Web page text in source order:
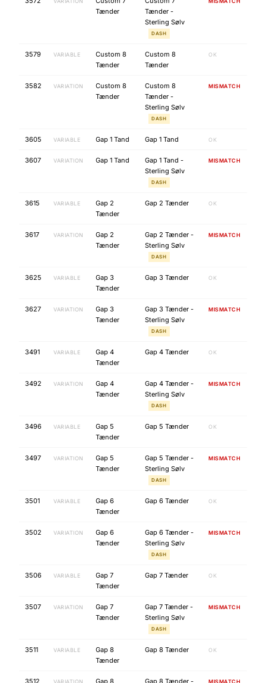
Tænder
Tænder -
Sterling Sølv
DASH
3579 VARIABLE
Custom 8
Tænder
Custom 8
Tænder
OK
3582 VARIATION
Custom 8
Tænder
Custom 8
Tænder -
Sterling Sølv
DASH
MISMATCH
3605 VARIABLE Gap 1 Tand Gap 1 Tand OK
3607 VARIATION Gap 1 Tand
Gap 1 Tand -
Sterling Sølv
DASH
MISMATCH
3615 VARIABLE
Gap 2
Tænder
Gap 2 Tænder OK
3617 VARIATION
Gap 2
Tænder
Gap 2 Tænder -
Sterling Sølv
DASH
MISMATCH
3625 VARIABLE
Gap 3
Tænder
Gap 3 Tænder OK
3627 VARIATION
Gap 3
Tænder
Gap 3 Tænder -
Sterling Sølv
DASH
MISMATCH
3491 VARIABLE
Gap 4
Tænder
Gap 4 Tænder OK
3492 VARIATION
Gap 4
Tænder
Gap 4 Tænder -
Sterling Sølv
DASH
MISMATCH
3496 VARIABLE
Gap 5
Tænder
Gap 5 Tænder OK
3497 VARIATION
Gap 5
Tænder
Gap 5 Tænder -
Sterling Sølv
DASH
MISMATCH
3501 VARIABLE
Gap 6
Tænder
Gap 6 Tænder OK
3502 VARIATION
Gap 6
Tænder
Gap 6 Tænder -
Sterling Sølv
DASH
MISMATCH
3506 VARIABLE
Gap 7
Tænder
Gap 7 Tænder OK
3507 VARIATION
Gap 7
Tænder
Gap 7 Tænder -
Sterling Sølv
DASH
MISMATCH
3511 VARIABLE
Gap 8
Tænder
Gap 8 Tænder OK
3512 VARIATION
Gap 8
Gap 8 Tænder -
MISMATCH